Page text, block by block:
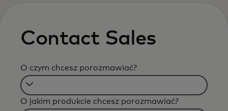
Contact Sales
O czym chcesz porozmawiać?
Filtering
will
O jakim produkcie chcesz porozmawiać?